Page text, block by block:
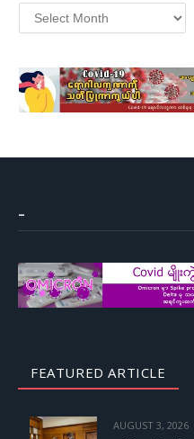
Archives
–
FEATURED ARTICLE
AUGUST 3, 2026